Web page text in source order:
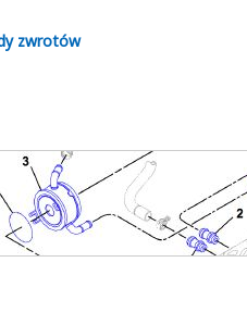
zwrotów